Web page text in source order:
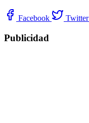
Facebook Twitter
Publicidad